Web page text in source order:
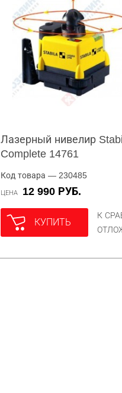
Лазерный нивелир
Complete 14761
Код товара — 230485
ЦЕНА 12 990 РУБ.
КУПИТЬ
К